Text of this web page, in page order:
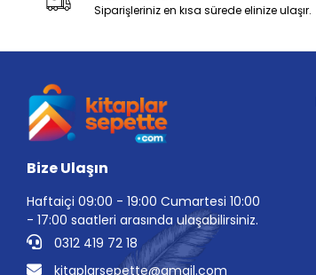
Siparişleriniz en kısa sürede elinize ulaşır.
Bize Ulaşın
Haftaiçi 09:00 - 19:00 Cumartesi 10:00
- 17:00 saatleri arasında ulaşabilirsiniz.
0312 419 72 18
kitaplarsepette@gmail.com